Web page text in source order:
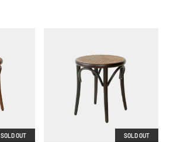
SOLD OUT SOLD OUT